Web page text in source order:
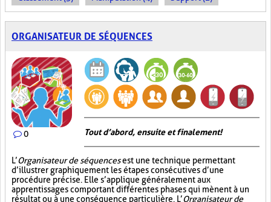
ORGANISATEUR DE SÉQUENCES
0 Tout d’abord, ensuite et finalement!
L’Organisateur de séquencesest une technique permettant
d’illustrer graphiquement les étapes consécutives d’une
procédure précise. Elle s’applique généralement aux
apprentissages comportant différentes phases qui mènent à un
résultat ou à une conséquence particulière. L’Organisateur de